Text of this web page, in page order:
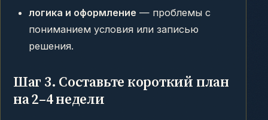
логика и оформление — проблемы с
пониманием условия или записью
решения.
Шаг 3. Составьте короткий план
на 2–4 недели